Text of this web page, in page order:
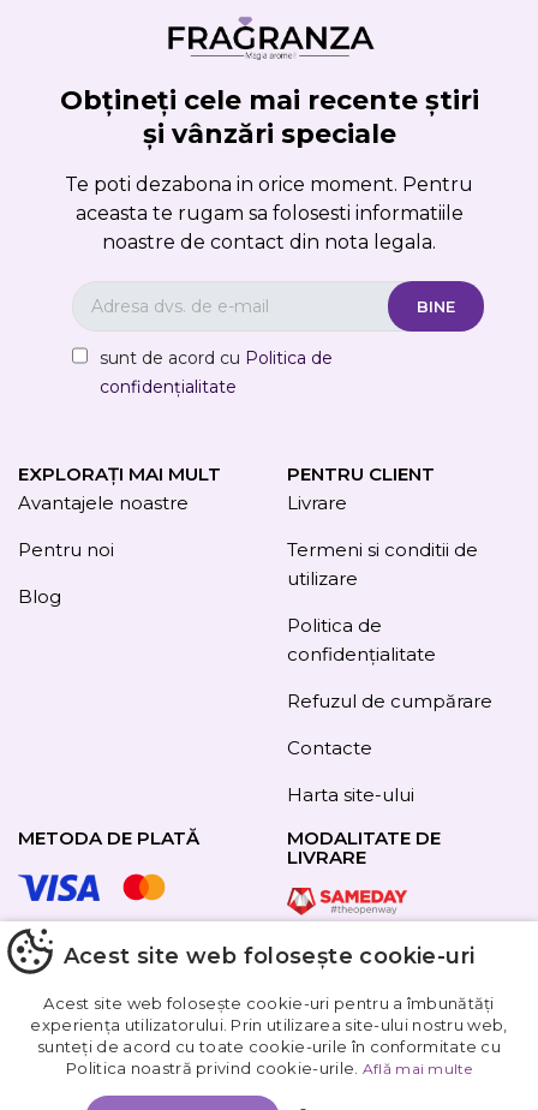
Obțineți cele mai recente știri
și vânzări speciale
Te poti dezabona in orice moment. Pentru
aceasta te rugam sa folosesti informatiile
noastre de contact din nota legala.
sunt de acord cu Politica de
confidențialitate
EXPLORAȚI MAI MULT
Avantajele noastre
Pentru noi
Blog
PENTRU CLIENT
Livrare
Termeni si conditii de
utilizare
Politica de
confidențialitate
Refuzul de cumpărare
Contacte
Harta site-ului
METODA DE PLATĂ
URMAȚI-NE
MODALITATE DE
LIVRARE
Obțineți
Acest site web folosește cookie-uri
Acest site web folosește cookie-uri pentru a îmbunătăți
experiența utilizatorului. Prin utilizarea site-ului nostru web,
sunteți de acord cu toate cookie-urile în conformitate cu
Politica noastră privind cookie-urile. Află mai multe